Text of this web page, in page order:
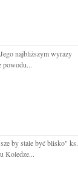
najbliższym wyrazy
powodu...
by stale być blisko" ks.
Koledze...